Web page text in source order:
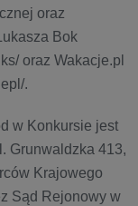
oraz
Bok
oraz Wakacje.pl
.
w Konkursie jest
Grunwaldzka 413,
Krajowego
Sąd Rejonowy w